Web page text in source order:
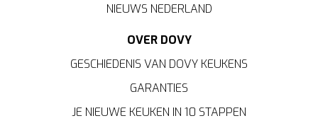
NIEUWS NEDERLAND
OVER DOVY
GESCHIEDENIS VAN DOVY KEUKENS
GARANTIES
JE NIEUWE KEUKEN IN 10 STAPPEN